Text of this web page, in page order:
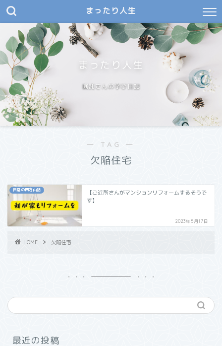
まったり人生
まったり人生
嘱託さんの学び日記
― TAG ―
欠陥住宅
日常の四方山話
【ご近所さんがマンションリフォームするそうで
す】
2023年5月17日
HOME 欠陥住宅
最近の投稿